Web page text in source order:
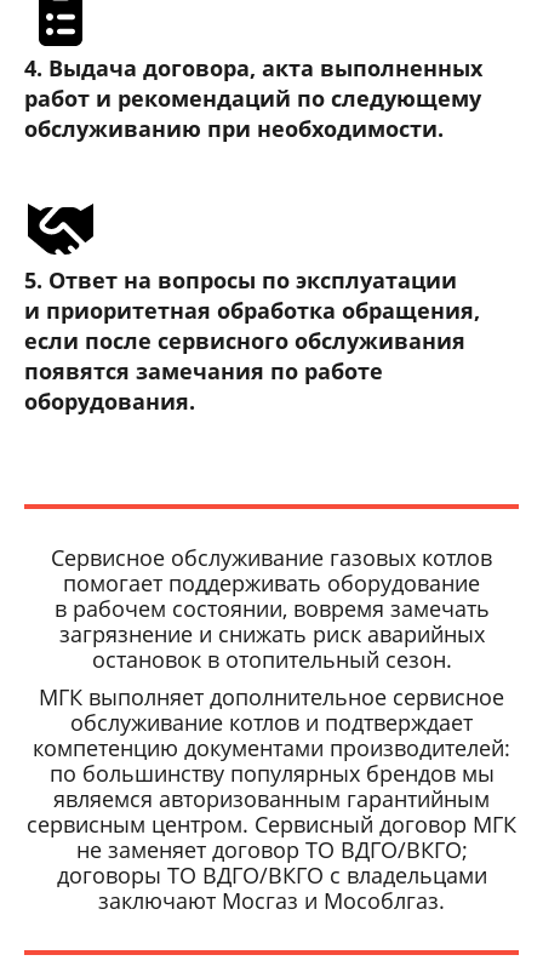
4. Выдача договора, акта выполненных
работ и рекомендаций по следующему
обслуживанию при необходимости.
5. Ответ на вопросы по эксплуатации
и приоритетная обработка обращения,
если после сервисного обслуживания
появятся замечания по работе
оборудования.
Сервисное обслуживание газовых котлов
помогает поддерживать оборудование
в рабочем состоянии, вовремя замечать
загрязнение и снижать риск аварийных
остановок в отопительный сезон.
МГК выполняет дополнительное сервисное
обслуживание котлов и подтверждает
компетенцию документами производителей:
по большинству популярных брендов мы
являемся авторизованным гарантийным
сервисным центром. Сервисный договор МГК
не заменяет договор ТО ВДГО/ВКГО;
договоры ТО ВДГО/ВКГО с владельцами
заключают Мосгаз и Мособлгаз.